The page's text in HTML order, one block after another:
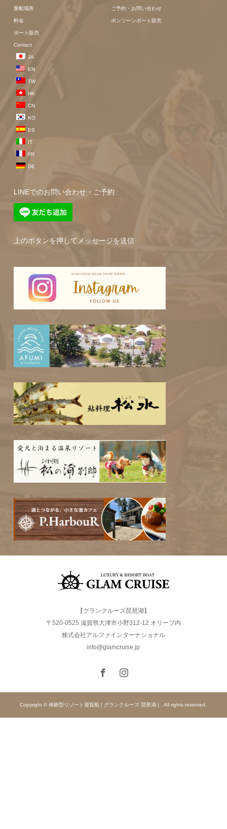
乗船場所
料金
ボート販売
Contact
JA
EN
TW
HK
CN
KO
ES
IT
FR
DE
ご予約・お問い合わせ
ポンツーンボート販売
LINEでのお問い合わせ・ご予約
上のボタンを押してメッセージを送信
【グランクルーズ琵琶湖】
〒520-0525 滋賀県大津市小野312-12 オリーブ内
株式会社アルファインターナショナル
info@glamcruise.jp
Copyright © 体験型リゾート遊覧船 | グランクルーズ 琵琶湖 | . All rights reserved.